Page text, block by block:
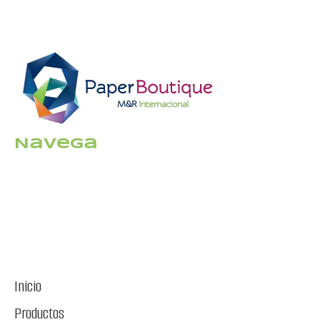
Navega
Inicio
Productos